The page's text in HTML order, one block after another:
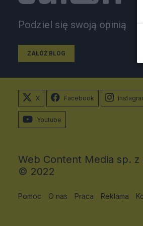
Podziel się swoją opinią
ZAŁÓŻ BLOG
X Facebook
Youtube
Web Content Media sp. z
© 2022
Pomoc O nas Praca Reklama